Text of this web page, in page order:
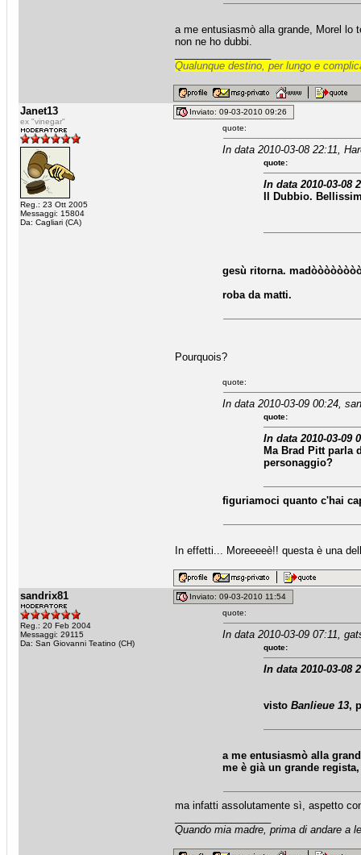
a me entusiasmò alla grande, Morel lo
non ne ho dubbi.
Qualunque destino, per lungo e
Janet13
ex "vinegar"
Reg.: 23 Ott 2005
Messaggi: 15804
Da: Cagliari (CA)
Inviato: 09-03-2010 09:26
quote:
In data 2010-03-08 22:11,
quote:
In data 2010-03-08
Il Dubbio.
gesù ritorna.
roba da matti.
Pourquois?
quote:
In data 2010-03-09 00:24,
quote:
In data 2010-03-09
Ma Brad Pitt parla
personaggio?
figuriamoci quanto c'hai
In effetti... Moreeeeè!! questa è una
sandrix81
Reg.: 20 Feb 2004
Messaggi: 29115
Da: San Giovanni Teatino (CH)
Inviato: 09-03-2010 11:54
quote:
In data 2010-03-09 07:11,
quote:
In data 2010-03-08
visto Banlieue 13,
a me entusiasmò alla
me è già un grande
ma infatti assolutamente sì, aspetto
Quando mia madre, prima di andare a